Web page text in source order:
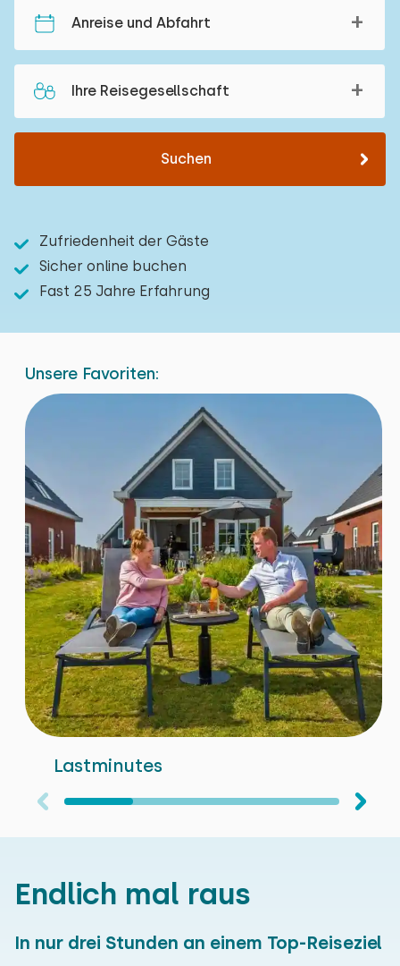
Anreise und Abfahrt
Ihre Reisegesellschaft
Suchen
Zufriedenheit der Gäste
Sicher online buchen
Fast 25 Jahre Erfahrung
Endlich mal raus
In nur drei Stunden an einem Top-Reiseziel
Unsere Favoriten:
Lastminutes